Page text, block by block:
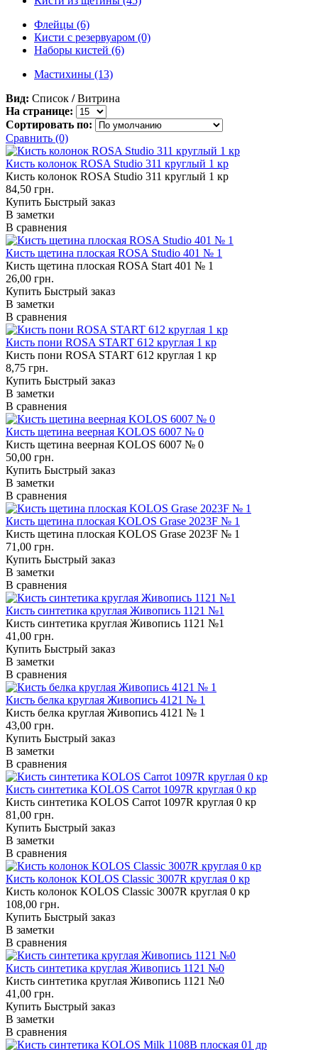
Флейцы (6)
Кисти с резервуаром (0)
Наборы кистей (6)
Мастихины (13)
Вид: Список / Витрина
На странице:
Сортировать по:
Сравнить (0)
Кисть колонок ROSA Studio 311 круглый 1 кр
Кисть колонок ROSA Studio 311 круглый 1 кр
84,50 грн.
Купить Быстрый заказ
В заметки
В сравнения
Кисть щетина плоская ROSA Studio 401 № 1
Кисть щетина плоская ROSA Start 401 № 1
26,00 грн.
Купить Быстрый заказ
В заметки
В сравнения
Кисть пони ROSA START 612 круглая 1 кр
Кисть пони ROSA START 612 круглая 1 кр
8,75 грн.
Купить Быстрый заказ
В заметки
В сравнения
Кисть щетина веерная KOLOS 6007 № 0
Кисть щетина веерная KOLOS 6007 № 0
50,00 грн.
Купить Быстрый заказ
В заметки
В сравнения
Кисть щетина плоская KOLOS Grase 2023F № 1
Кисть щетина плоская KOLOS Grase 2023F № 1
71,00 грн.
Купить Быстрый заказ
В заметки
В сравнения
Кисть синтетика круглая Живопись 1121 №1
Кисть синтетика круглая Живопись 1121 №1
41,00 грн.
Купить Быстрый заказ
В заметки
В сравнения
Кисть белка круглая Живопись 4121 № 1
Кисть белка круглая Живопись 4121 № 1
43,00 грн.
Купить Быстрый заказ
В заметки
В сравнения
Кисть синтетика KOLOS Carrot 1097R круглая 0 кр
Кисть синтетика KOLOS Carrot 1097R круглая 0 кр
81,00 грн.
Купить Быстрый заказ
В заметки
В сравнения
Кисть колонок KOLOS Classic 3007R круглая 0 кр
Кисть колонок KOLOS Classic 3007R круглая 0 кр
108,00 грн.
Купить Быстрый заказ
В заметки
В сравнения
Кисть синтетика круглая Живопись 1121 №0
Кисть синтетика круглая Живопись 1121 №0
41,00 грн.
Купить Быстрый заказ
В заметки
В сравнения